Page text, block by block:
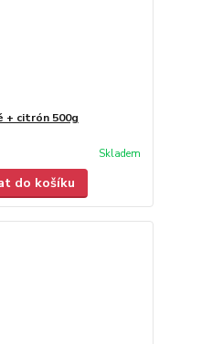
+ citrón 500g
Skladem
do košíku